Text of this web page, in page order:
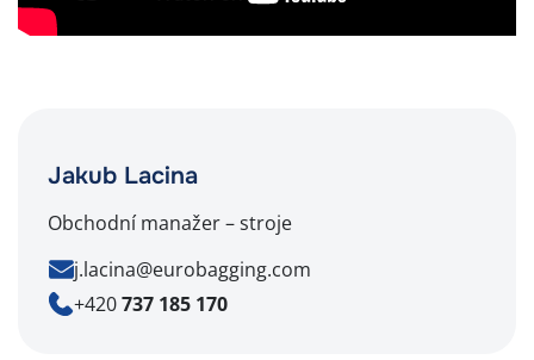
Jakub Lacina
Obchodní manažer – stroje
j.lacina@eurobagging.com
+420737 185 170